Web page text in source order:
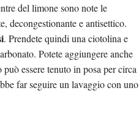
del limone sono note le
decongestionante e antisettico.
. Prendete quindi una ciotolina e
Potete aggiungere anche
essere tenuto in posa per circa
far seguire un lavaggio con uno